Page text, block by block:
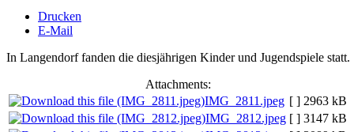
Drucken
E-Mail
In Langendorf fanden die diesjährigen Kinder und Jugendspiele statt.
Attachments:
IMG_2811.jpeg [ ] 2963 kB
IMG_2812.jpeg [ ] 3147 kB